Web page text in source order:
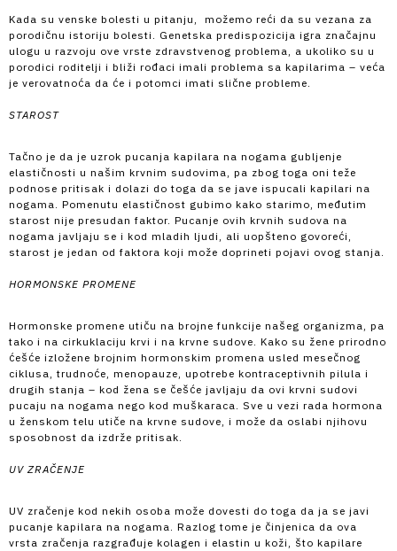
Kada su venske bolesti u pitanju, možemo reći da su vezana za
porodičnu istoriju bolesti. Genetska predispozicija igra značajnu
ulogu u razvoju ove vrste zdravstvenog problema, a ukoliko su u
porodici roditelji i bliži rođaci imali problema sa kapilarima – veća
je verovatnoća da će i potomci imati slične probleme.
STAROST
Tačno je da je uzrok pucanja kapilara na nogama gubljenje
elastičnosti u našim krvnim sudovima, pa zbog toga oni teže
podnose pritisak i dolazi do toga da se jave ispucali kapilari na
nogama. Pomenutu elastičnost gubimo kako starimo, međutim
starost nije presudan faktor. Pucanje ovih krvnih sudova na
nogama javljaju se i kod mladih ljudi, ali uopšteno govoreći,
starost je jedan od faktora koji može doprineti pojavi ovog stanja.
HORMONSKE PROMENE
Hormonske promene utiču na brojne funkcije našeg organizma, pa
tako i na cirkuklaciju krvi i na krvne sudove. Kako su žene prirodno
ćešće izložene brojnim hormonskim promena usled mesečnog
ciklusa, trudnoće, menopauze, upotrebe kontraceptivnih pilula i
drugih stanja – kod žena se češće javljaju da ovi krvni sudovi
pucaju na nogama nego kod muškaraca. Sve u vezi rada hormona
u ženskom telu utiče na krvne sudove, i može da oslabi njihovu
sposobnost da izdrže pritisak.
UV ZRAČENJE
UV zračenje kod nekih osoba može dovesti do toga da ja se javi
pucanje kapilara na nogama. Razlog tome je činjenica da ova
vrsta zračenja razgrađuje kolagen i elastin u koži, što kapilare